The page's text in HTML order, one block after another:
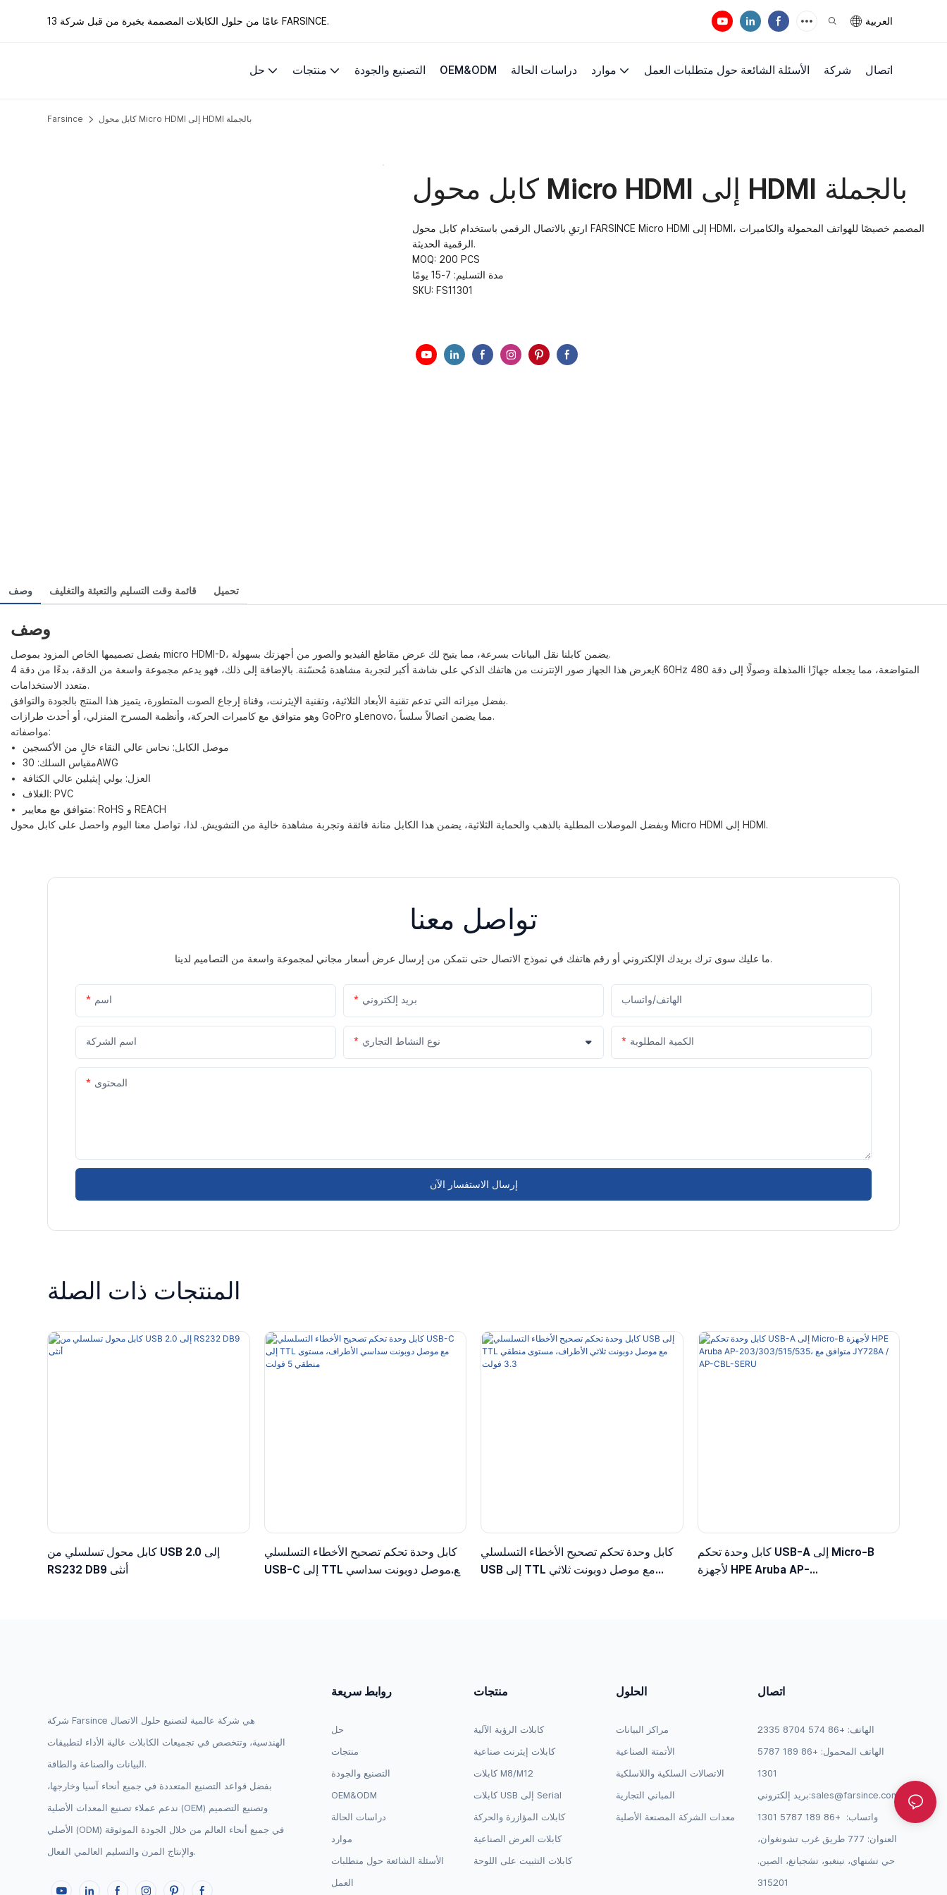
13 عامًا من حلول الكابلات المصممة بخبرة من قبل شركة FARSINCE. العربية
حل منتجات التصنيع والجودة OEM&ODM دراسات الحالة موارد الأسئلة الشائعة حول متطلبات العمل شركة اتصال
Farsince كابل محول Micro HDMI إلى HDMI بالجملة
كابل محول Micro HDMI إلى HDMI بالجملة
ارتقِ بالاتصال الرقمي باستخدام كابل محول FARSINCE Micro HDMI إلى HDMI، المصمم خصيصًا للهواتف المحمولة والكاميرات
الرقمية الحديثة.
MOQ: 200 PCS
مدة التسليم: 7-15 يومًا
SKU: FS11301
وصف قائمة وقت التسليم والتعبئة والتغليف تحميل
وصف
بفضل تصميمها الخاص المزود بموصل micro HDMI-D، يضمن كابلنا نقل البيانات بسرعة، مما يتيح لك عرض مقاطع الفيديو والصور من أجهزتك بسهولة.
يعرض هذا الجهاز صور الإنترنت من هاتفك الذكي على شاشة أكبر لتجربة مشاهدة مُحسّنة. بالإضافة إلى ذلك، فهو يدعم مجموعة واسعة من الدقة، بدءًا من دقة 4K 60Hz المذهلة وصولًا إلى دقة 480i المتواضعة، مما يجعله جهازًا
متعدد الاستخدامات.
بفضل ميزاته التي تدعم تقنية الأبعاد الثلاثية، وتقنية الإيثرنت، وقناة إرجاع الصوت المتطورة، يتميز هذا المنتج بالجودة والتوافق.
وهو متوافق مع كاميرات الحركة، وأنظمة المسرح المنزلي، أو أحدث طرازات GoPro وLenovo، مما يضمن اتصالاً سلساً.
مواصفاته:
موصل الكابل: نحاس عالي النقاء خالٍ من الأكسجين
مقياس السلك: 30AWG
العزل: بولي إيثيلين عالي الكثافة
الغلاف: PVC
متوافق مع معايير: RoHS و REACH
وبفضل الموصلات المطلية بالذهب والحماية الثلاثية، يضمن هذا الكابل متانة فائقة وتجربة مشاهدة خالية من التشويش. لذا، تواصل معنا اليوم واحصل على كابل محول Micro HDMI إلى HDMI.
تواصل معنا
ما عليك سوى ترك بريدك الإلكتروني أو رقم هاتفك في نموذج الاتصال حتى نتمكن من إرسال عرض أسعار مجاني لمجموعة واسعة من التصاميم لدينا.
اسم بريد إلكتروني الهاتف/واتساب
اسم الشركة نوع النشاط التجاري الكمية المطلوبة
المحتوى
إرسال الاستفسار الآن
المنتجات ذات الصلة
كابل محول تسلسلي من USB 2.0 إلى
RS232 DB9 أنثى
كابل وحدة تحكم تصحيح الأخطاء التسلسلي
USB-C إلى TTL مع موصل دوبونت سداسي
كابل وحدة تحكم تصحيح الأخطاء التسلسلي
USB إلى TTL مع موصل دوبونت ثلاثي
كابل وحدة تحكم USB-A إلى Micro-B
لأجهزة HPE Aruba AP-
شركة Farsince هي شركة عالمية لتصنيع حلول الاتصال
الهندسية، وتتخصص في تجميعات الكابلات عالية الأداء لتطبيقات
البيانات والصناعة والطاقة.
بفضل قواعد التصنيع المتعددة في جميع أنحاء آسيا وخارجها،
ندعم عملاء تصنيع المعدات الأصلية (OEM) وتصنيع التصميم
الأصلي (ODM) في جميع أنحاء العالم من خلال الجودة الموثوقة
والإنتاج المرن والتسليم العالمي الفعال.
روابط سريعة
حل
منتجات
التصنيع والجودة
OEM&ODM
دراسات الحالة
موارد
الأسئلة الشائعة حول متطلبات
العمل
منتجات
كابلات الرؤية الآلية
كابلات إيثرنت صناعية
كابلات M8/M12
كابلات USB إلى Serial
كابلات المؤازرة والحركة
كابلات العرض الصناعية
كابلات التثبيت على اللوحة
الحلول
مراكز البيانات
الأتمتة الصناعية
الاتصالات السلكية واللاسلكية
المباني التجارية
معدات الشركة المصنعة الأصلية
اتصال
الهاتف: +86 574 8704 2335
الهاتف المحمول: +86 189 5787
1301
بريد إلكتروني:sales@farsince.com
واتساب: +86 189 5787 1301
العنوان: 777 طريق غرب تشونغوان،
حي تشنهاي، نينغبو، تشجيانغ، الصين.
315201